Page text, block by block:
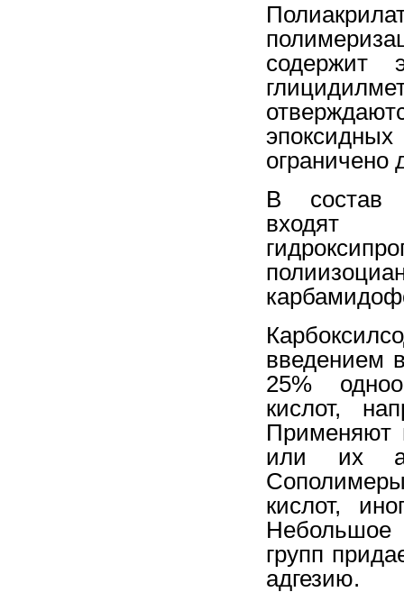
содержит
В состав
введением
25%
кислот,
Применяют
или их
кислот,
Небольшое
групп
адгезию.